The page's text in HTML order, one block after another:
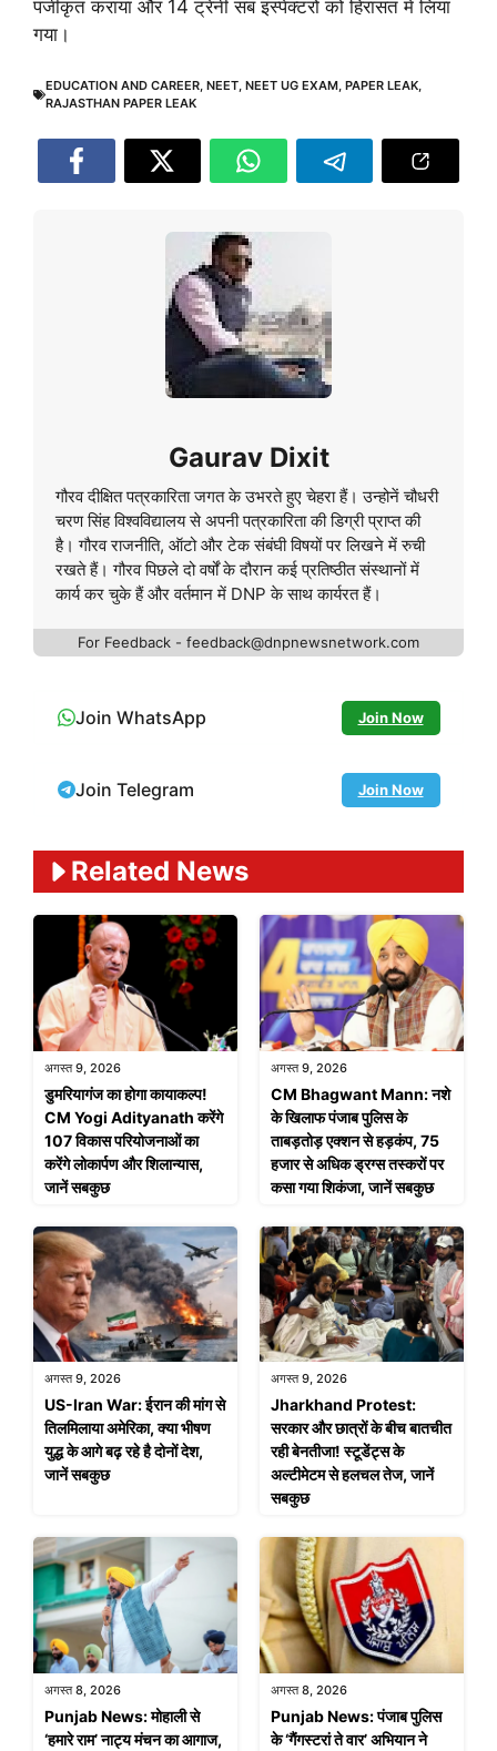
पंजीकृत कराया और 14 ट्रेनी सब इंस्पेक्टरों को हिरासत में लिया
गया।
EDUCATION AND CAREER, NEET, NEET UG EXAM, PAPER LEAK,
RAJASTHAN PAPER LEAK
Gaurav Dixit
गौरव दीक्षित पत्रकारिता जगत के उभरते हुए चेहरा हैं। उन्होनें चौधरी
चरण सिंह विश्वविद्यालय से अपनी पत्रकारिता की डिग्री प्राप्त की
है। गौरव राजनीति, ऑटो और टेक संबंघी विषयों पर लिखने में रुची
रखते हैं। गौरव पिछले दो वर्षों के दौरान कई प्रतिष्ठीत संस्थानों में
कार्य कर चुके हैं और वर्तमान में DNP के साथ कार्यरत हैं।
For Feedback - feedback@dnpnewsnetwork.com
Join WhatsApp Join Now
Join Telegram Join Now
Related News
अगस्त 9, 2026
डुमरियागंज का होगा कायाकल्प!
CM Yogi Adityanath करेंगे
107 विकास परियोजनाओं का
करेंगे लोकार्पण और शिलान्यास,
जानें सबकुछ
अगस्त 9, 2026
CM Bhagwant Mann: नशे
के खिलाफ पंजाब पुलिस के
ताबड़तोड़ एक्शन से हड़कंप, 75
हजार से अधिक ड्रग्स तस्करों पर
कसा गया शिकंजा, जानें सबकुछ
अगस्त 9, 2026
US-Iran War: ईरान की मांग से
तिलमिलाया अमेरिका, क्या भीषण
युद्ध के आगे बढ़ रहे है दोनों देश,
जानें सबकुछ
अगस्त 9, 2026
Jharkhand Protest:
सरकार और छात्रों के बीच बातचीत
रही बेनतीजा! स्टूडेंट्स के
अल्टीमेटम से हलचल तेज, जानें
सबकुछ
अगस्त 8, 2026
Punjab News: मोहाली से
‘हमारे राम’ नाट्य मंचन का आगाज,
अगस्त 8, 2026
Punjab News: पंजाब पुलिस
के ‘गैंगस्टरां ते वार’ अभियान ने